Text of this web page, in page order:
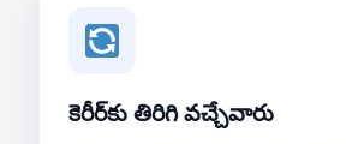
కెరీర్‌కు తిరిగి వచ్చేవారు